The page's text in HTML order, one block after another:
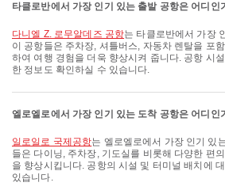
타클로반에서 가장 인기 있는 출발 공항은 어디인
다니엘 Z. 로무알데즈 공항는 타클로반에서 가장
이 공항들은 주차장, 셔틀버스, 자동차 렌탈을 포
하여 여행 경험을 더욱 향상시켜 줍니다. 공항 시
한 정보도 확인하실 수 있습니다.
엘로엘로에서 가장 인기 있는 도착 공항은 어디인
일로일로 국제공항는 엘로엘로에서 가장 인기 있
들은 다이닝, 주차장, 기도실를 비롯해 다양한 편
을 향상시킵니다. 공항의 시설 및 터미널 배치에
있습니다.